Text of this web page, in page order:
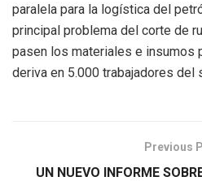
paralela para la logística del
principal problema del corte de
pasen los materiales e insumos
deriva en 5.000 trabajadores del
Previous
UN NUEVO INFORME